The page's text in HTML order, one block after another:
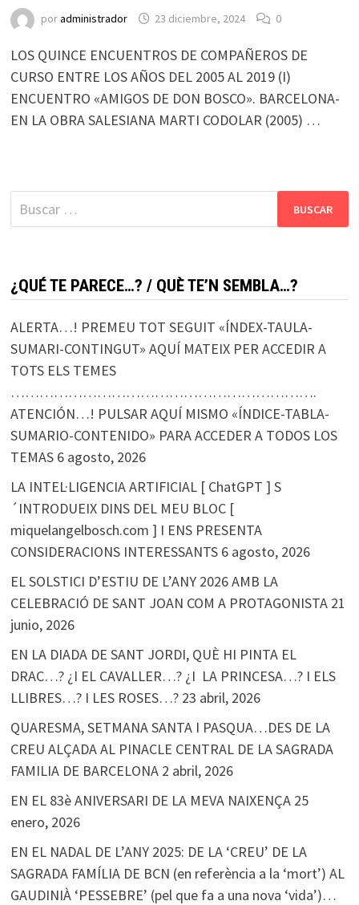
poradministrador 23 diciembre, 2024 0
LOS QUINCE ENCUENTROS DE COMPAÑEROS DE
CURSO ENTRE LOS AÑOS DEL 2005 AL 2019 (I)
ENCUENTRO «AMIGOS DE DON BOSCO». BARCELONA-
EN LA OBRA SALESIANA MARTI CODOLAR (2005) …
Buscar:
¿QUÉ TE PARECE…? / QUÈ TE’N SEMBLA…?
ALERTA…! PREMEU TOT SEGUIT «ÍNDEX-TAULA-
SUMARI-CONTINGUT» AQUÍ MATEIX PER ACCEDIR A
TOTS ELS TEMES
……………………………………………………….
ATENCIÓN…! PULSAR AQUÍ MISMO «ÍNDICE-TABLA-
SUMARIO-CONTENIDO» PARA ACCEDER A TODOS LOS
TEMAS 6 agosto, 2026
LA INTEL·LIGENCIA ARTIFICIAL [ ChatGPT ] S
´INTRODUEIX DINS DEL MEU BLOC [
miquelangelbosch.com ] I ENS PRESENTA
CONSIDERACIONS INTERESSANTS 6 agosto, 2026
EL SOLSTICI D’ESTIU DE L’ANY 2026 AMB LA
CELEBRACIÓ DE SANT JOAN COM A PROTAGONISTA 21
junio, 2026
EN LA DIADA DE SANT JORDI, QUÈ HI PINTA EL
DRAC…? ¿I EL CAVALLER…? ¿I LA PRINCESA…? I ELS
LLIBRES…? I LES ROSES…? 23 abril, 2026
QUARESMA, SETMANA SANTA I PASQUA…DES DE LA
CREU ALÇADA AL PINACLE CENTRAL DE LA SAGRADA
FAMILIA DE BARCELONA 2 abril, 2026
EN EL 83è ANIVERSARI DE LA MEVA NAIXENÇA 25
enero, 2026
EN EL NADAL DE L’ANY 2025: DE LA ‘CREU’ DE LA
SAGRADA FAMÍLIA DE BCN (en referència a la ‘mort’) AL
GAUDINIÀ ‘PESSEBRE’ (pel que fa a una nova ‘vida’)…